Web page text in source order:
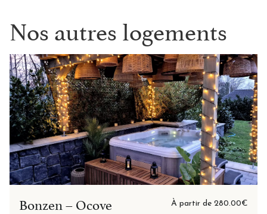
Nos autres logements
Bonzen – Ocove À partir de 280.00€